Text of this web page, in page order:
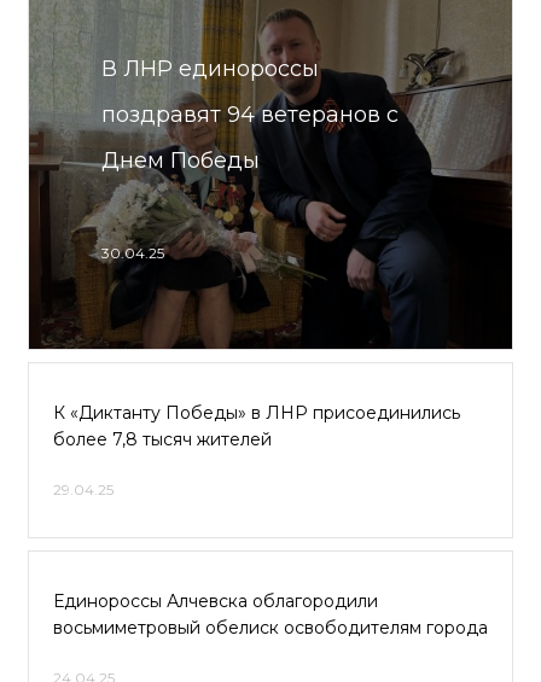
В ЛНР единороссы
поздравят 94 ветеранов с
Днем Победы
30.04.25
К «Диктанту Победы» в ЛНР присоединились
более 7,8 тысяч жителей
29.04.25
Единороссы Алчевска облагородили
восьмиметровый обелиск освободителям города
24.04.25